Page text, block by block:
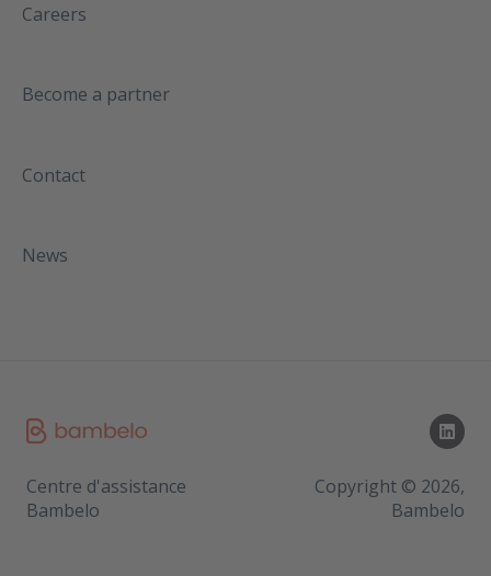
Careers
Become a partner
Contact
News
Centre d'assistance
Bambelo
Copyright © 2026,
Bambelo